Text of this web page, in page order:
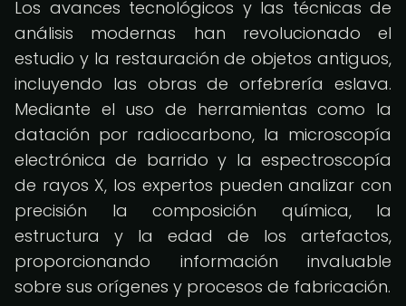
Los avances tecnológicos y las técnicas de
análisis modernas han revolucionado el
estudio y la restauración de objetos antiguos,
incluyendo las obras de orfebrería eslava.
Mediante el uso de herramientas como la
datación por radiocarbono, la microscopía
electrónica de barrido y la espectroscopía
de rayos X, los expertos pueden analizar con
precisión la composición química, la
estructura y la edad de los artefactos,
proporcionando información invaluable
sobre sus orígenes y procesos de fabricación.